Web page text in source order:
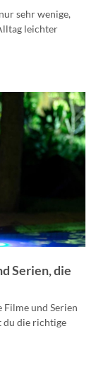
sehr wenige,
leichter
Serien, die
und Serien
du die richtige